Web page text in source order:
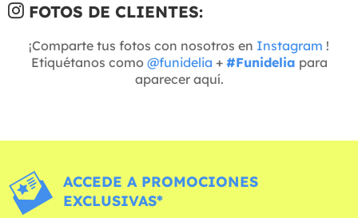
FOTOS DE CLIENTES:
¡Comparte tus fotos con nosotros en Instagram !
Etiquétanos como @funidelia + #Funidelia para
aparecer aquí.
ACCEDE A PROMOCIONES
EXCLUSIVAS*